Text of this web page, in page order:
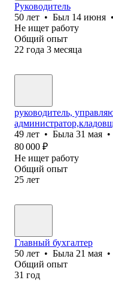
Руководитель
50 лет • Был 14 июня •
Не ищет работу
Общий опыт
22 года 3 месяца
руководитель,
49 лет • Была 31 мая •
80 000 ₽
Не ищет работу
Общий опыт
25 лет
Главный бухгалтер
50 лет • Была 21 мая •
Общий опыт
31 год